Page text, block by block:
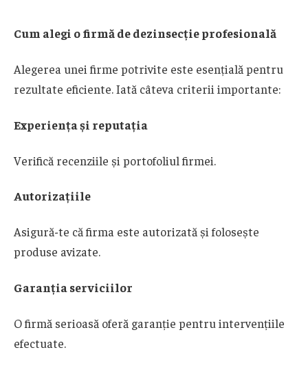
Cum alegi o firmă de dezinsecție profesională
Alegerea unei firme potrivite este esențială pentru
rezultate eficiente. Iată câteva criterii importante:
Experiența și reputația
Verifică recenziile și portofoliul firmei.
Autorizațiile
Asigură-te că firma este autorizată și folosește
produse avizate.
Garanția serviciilor
O firmă serioasă oferă garanție pentru intervențiile
efectuate.